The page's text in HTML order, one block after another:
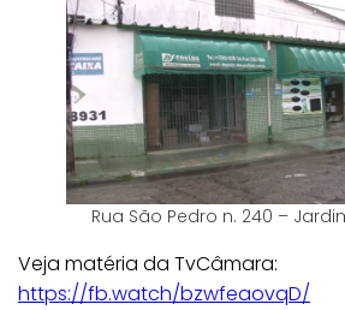
Rua São Pedro n. 240 –
Veja matéria da TvCâmara:
https://fb.watch/bzwfeaovqD/